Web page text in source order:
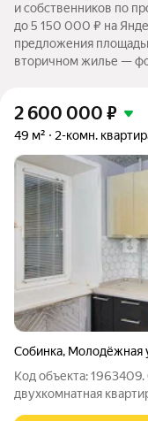
и собственников по
до 5 150 000 ₽ на
предложения
вторичном жилье —
2 600 000 ₽
49 м² 2-комн.
Собинка, Молодёжная
Код объекта:
двухкомнатная